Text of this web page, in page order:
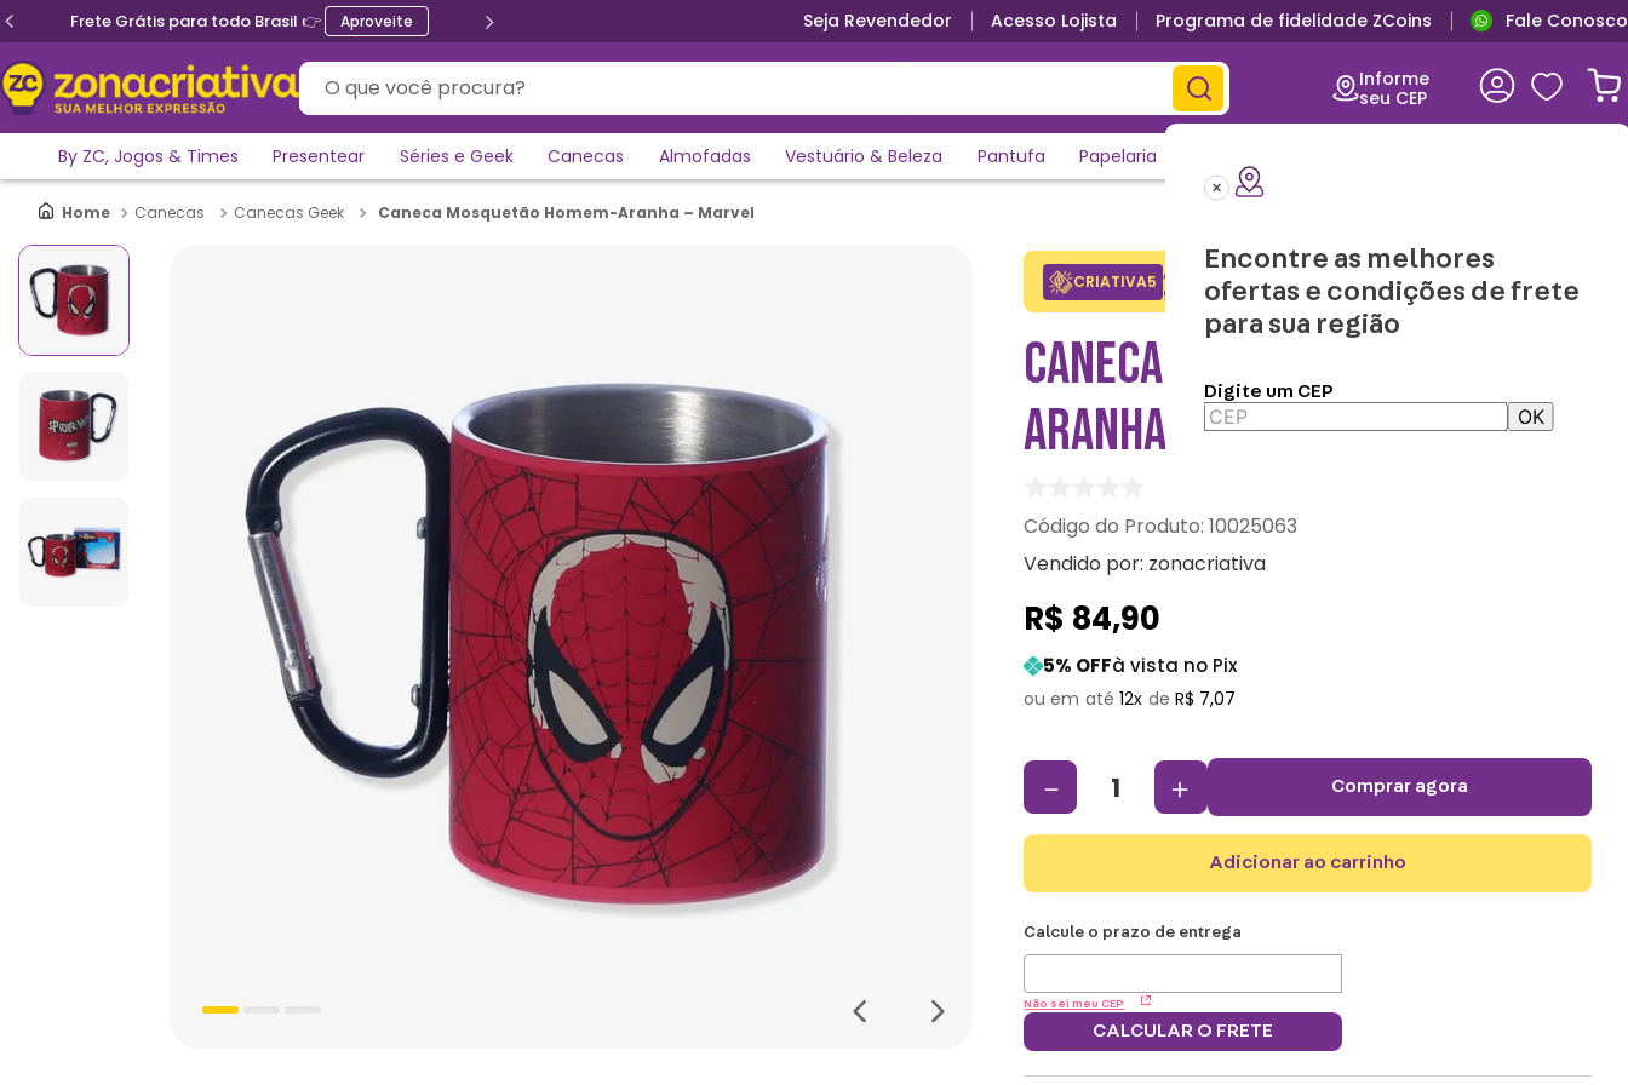
Frete Grátis para todo Brasil 👉 Aproveite Seja Revendedor Acesso Lojista Programa de fidelidade ZCoins Fale Conosco
O que você procura?
Informe
seu CEP
Encontre as melhores
ofertas e condições de frete
para sua região
Digite um CEP
OK
By ZC, Jogos & Times Presentear Séries e Geek Canecas Almofadas Vestuário & Beleza Pantufa Papelaria
Canecas Canecas Geek Caneca Mosquetão Homem-Aranha – Marvel
CRIATIVA5 Adicione o cupom no carrinho e
ganhe desconto na 1a compra.
Copiar
CANECA MOSQUETÃO HOMEM-
ARANHA – MARVEL
:10025063
Vendido por: zonacriativa
R$ 84,90
5% OFFà vista no Pix
12 R$ 7,07
＋
－ comprar agora
adicionar ao carrinho
Não sei meu CEP
CALCULAR O FRETE